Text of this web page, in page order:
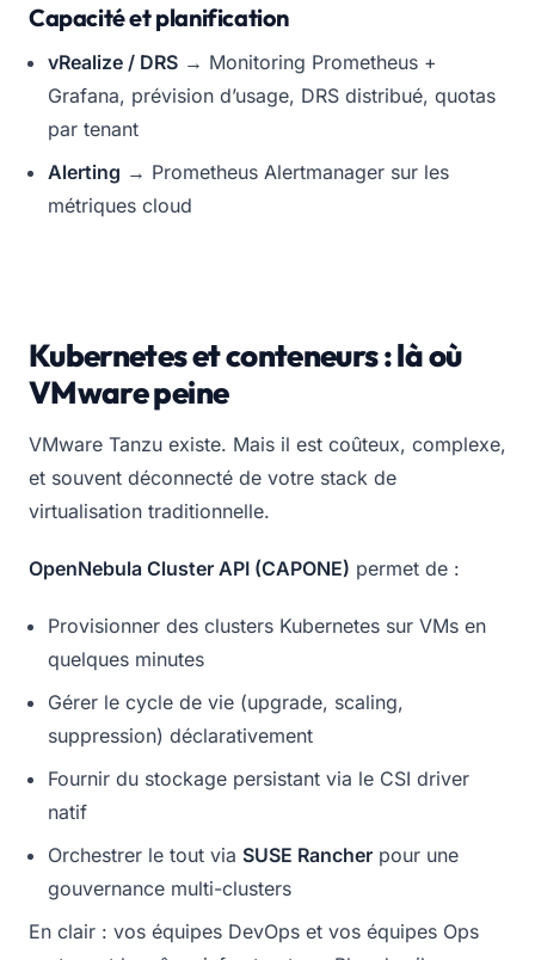
Capacité et planification
vRealize / DRS → Monitoring Prometheus +
Grafana, prévision d’usage, DRS distribué, quotas
par tenant
Alerting → Prometheus Alertmanager sur les
métriques cloud
Kubernetes et conteneurs : là où
VMware peine
VMware Tanzu existe. Mais il est coûteux, complexe,
et souvent déconnecté de votre stack de
virtualisation traditionnelle.
OpenNebula Cluster API (CAPONE) permet de :
Provisionner des clusters Kubernetes sur VMs en
quelques minutes
Gérer le cycle de vie (upgrade, scaling,
suppression) déclarativement
Fournir du stockage persistant via le CSI driver
natif
Orchestrer le tout via SUSE Rancher pour une
gouvernance multi-clusters
En clair : vos équipes DevOps et vos équipes Ops